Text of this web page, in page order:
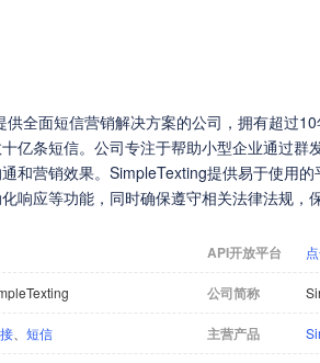
供全面短信营销解决方案的公司，拥有超过
亿条短信。公司专注于帮助小型企业通过群
和营销效果。SimpleTexting提供易于使用
响应等功能，同时确保遵守相关法律法规，
API开放平台
公司简称
短信 主营产品